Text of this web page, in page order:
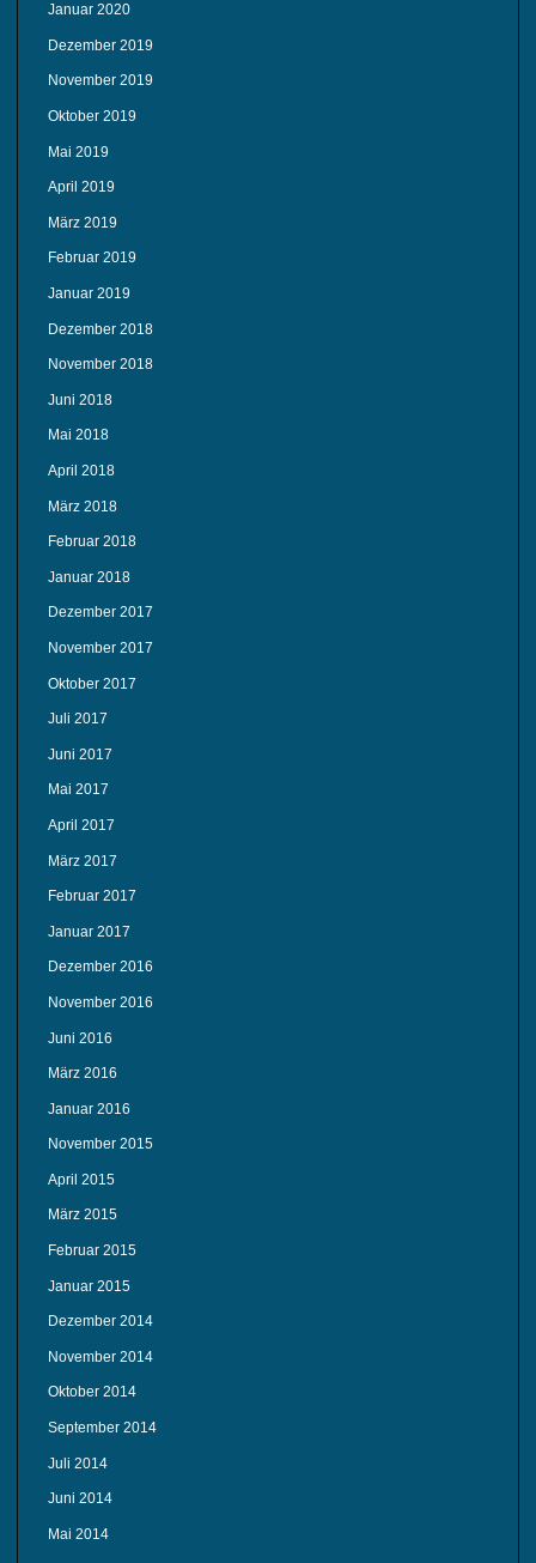
Januar 2020
Dezember 2019
November 2019
Oktober 2019
Mai 2019
April 2019
März 2019
Februar 2019
Januar 2019
Dezember 2018
November 2018
Juni 2018
Mai 2018
April 2018
März 2018
Februar 2018
Januar 2018
Dezember 2017
November 2017
Oktober 2017
Juli 2017
Juni 2017
Mai 2017
April 2017
März 2017
Februar 2017
Januar 2017
Dezember 2016
November 2016
Juni 2016
März 2016
Januar 2016
November 2015
April 2015
März 2015
Februar 2015
Januar 2015
Dezember 2014
November 2014
Oktober 2014
September 2014
Juli 2014
Juni 2014
Mai 2014